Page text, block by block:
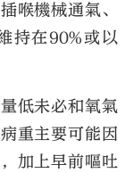
喉機械通氣、
持在90%或以
低未必和氧氣
重主要可能因
加上早前嘔吐